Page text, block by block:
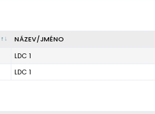
NÁZEV/JMÉNO
LDC 1
LDC 1